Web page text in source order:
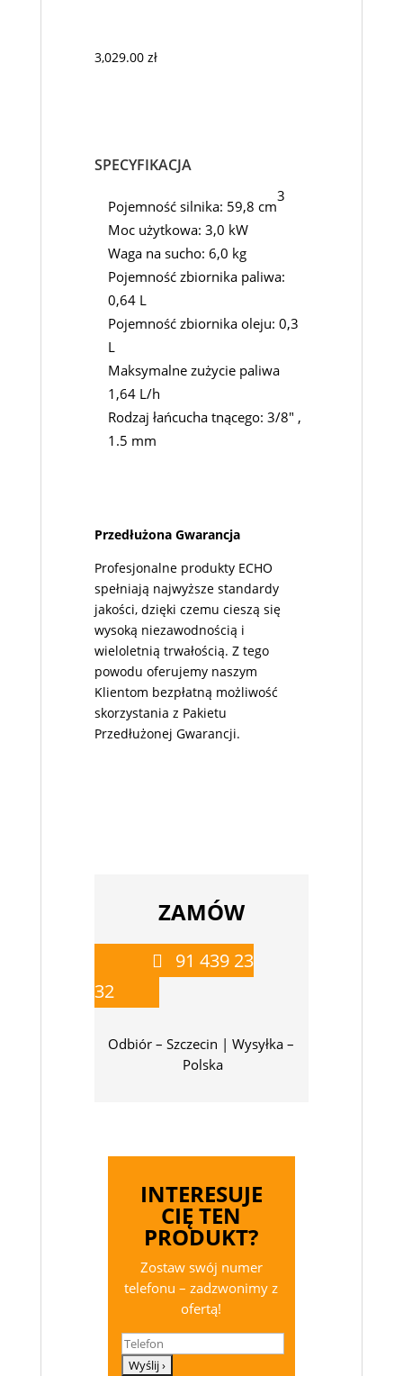
3,029.00zł
SPECYFIKACJA
Pojemność silnika: 59,8 cm
3
Moc użytkowa: 3,0 kW
Waga na sucho: 6,0 kg
Pojemność zbiornika paliwa:
0,64 L
Pojemność zbiornika oleju: 0,3
L
Maksymalne zużycie paliwa
1,64 L/h
Rodzaj łańcucha tnącego: 3/8″ ,
1.5 mm
Przedłużona Gwarancja
Profesjonalne produkty ECHO
spełniają najwyższe standardy
jakości, dzięki czemu cieszą się
wysoką niezawodnością i
wieloletnią trwałością. Z tego
powodu oferujemy naszym
Klientom bezpłatną możliwość
skorzystania z Pakietu
Przedłużonej Gwarancji.
ZAMÓW
91 439 23
32
Odbiór – Szczecin | Wysyłka –
Polska
INTERESUJE
CIĘ TEN
PRODUKT?
Zostaw swój numer
telefonu – zadzwonimy z
ofertą!
Telefon